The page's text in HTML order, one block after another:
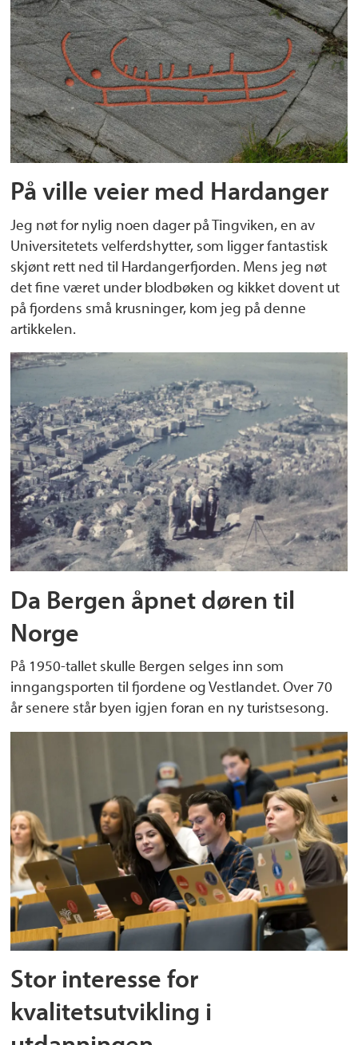
På ville veier med Hardanger
Jeg nøt for nylig noen dager på Tingviken, en av
Universitetets velferdshytter, som ligger fantastisk
skjønt rett ned til Hardangerfjorden. Mens jeg nøt
det fine været under blodbøken og kikket dovent ut
på fjordens små krusninger, kom jeg på denne
artikkelen.
Da Bergen åpnet døren til
Norge
På 1950-tallet skulle Bergen selges inn som
inngangsporten til fjordene og Vestlandet. Over 70
år senere står byen igjen foran en ny turistsesong.
Stor interesse for
kvalitetsutvikling i